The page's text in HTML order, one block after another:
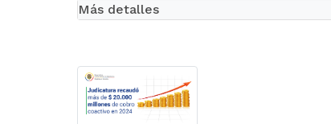
Más detalles